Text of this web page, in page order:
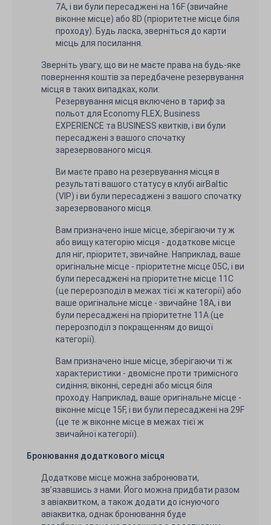
7A, і ви були пересаджені на 16F (звичайне
віконне місце) або 8D (пріоритетне місце біля
проходу). Будь ласка, зверніться до карти
місць для посилання.
Зверніть увагу, що ви не маєте права на будь-яке
повернення коштів за передбачене резервування
місця в таких випадках, коли:
Резервування місця включено в тариф за
польот для Economy FLEX; Business
EXPERIENCE та BUSINESS квитків, і ви були
пересаджені з вашого спочатку
зарезервованого місця.
Ви маєте право на резервування місця в
результаті вашого статусу в клубі airBaltic
(VIP) і ви були пересаджені з вашого спочатку
зарезервованого місця.
Вам призначено інше місце, зберігаючи ту ж
або вищу категорію місця - додаткове місце
для ніг, пріоритет, звичайне. Наприклад, ваше
оригінальне місце - пріоритетне місце 05C, і ви
були пересаджені на пріоритетне місце 11C
(це перерозподіл в межах тієї ж категорії) або
ваше оригінальне місце - звичайне 18A, і ви
були пересаджені на пріоритетне 11A (це
перерозподіл з покращенням до вищої
категорії).
Вам призначено інше місце, зберігаючи ті ж
характеристики - двомісне проти тримісного
сидіння; віконні, середні або місця біля
проходу. Наприклад, ваше оригінальне місце -
віконне місце 15F, і ви були пересаджені на 29F
(це те ж віконне місце в межах тієї ж
звичайної категорії).
Бронювання додаткового місця
Додаткове місце можна забронювати,
зв’язавшись з нами. Його можна придбати разом
з авіаквитком, а також додати до існуючого
авіаквитка, однак бронювання буде